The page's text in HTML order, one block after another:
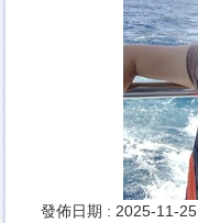
發佈日期 : 2025-11-25